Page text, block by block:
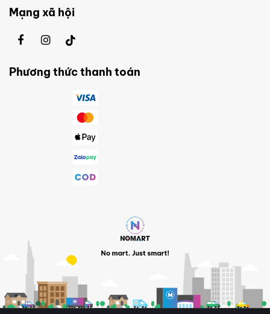
Mạng xã hội
Phương thức thanh toán